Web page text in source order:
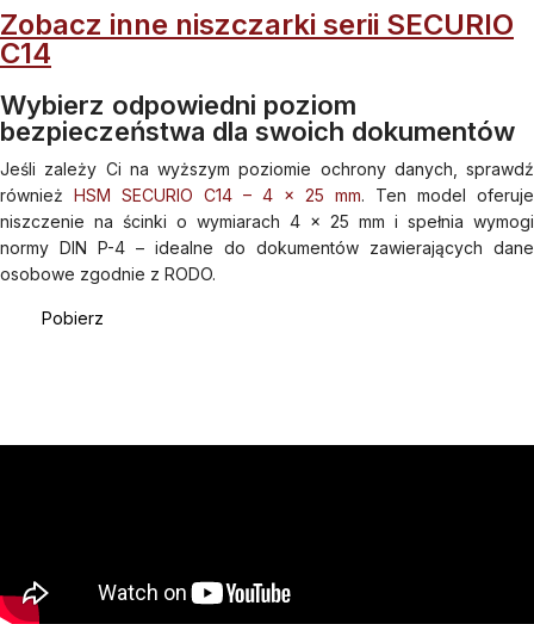
Pobierz
Zobacz inne niszczarki serii SECURIO
C14
Wybierz odpowiedni poziom
bezpieczeństwa dla swoich dokumentów
Jeśli zależy Ci na wyższym poziomie ochrony danych, sprawdź
również HSM SECURIO C14 – 4 x 25 mm. Ten model oferuje
niszczenie na ścinki o wymiarach 4 × 25 mm i spełnia wymogi
normy DIN P-4 – idealne do dokumentów zawierających dane
osobowe zgodnie z RODO.